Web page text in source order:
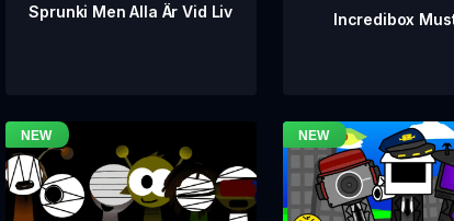
Sprunki Men Alla Är Vid Liv Incredibox